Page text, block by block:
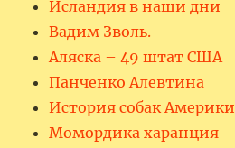
Исландия в наши дни
Вадим Зволь.
Аляска – 49 штат США
Панченко Алевтина
История собак Америки
Момордика харанция